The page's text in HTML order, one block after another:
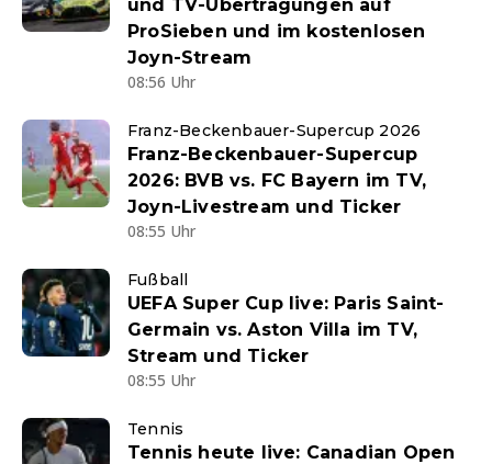
und TV-Übertragungen auf
ProSieben und im kostenlosen
Joyn-Stream
08:56 Uhr
Franz-Beckenbauer-Supercup 2026
Franz-Beckenbauer-Supercup
2026: BVB vs. FC Bayern im TV,
Joyn-Livestream und Ticker
08:55 Uhr
Fußball
UEFA Super Cup live: Paris Saint-
Germain vs. Aston Villa im TV,
Stream und Ticker
08:55 Uhr
Tennis
Tennis heute live: Canadian Open